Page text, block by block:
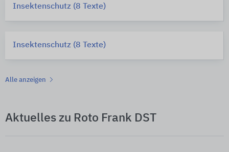
Insektenschutz (8 Texte)
Insektenschutz (8 Texte)
Alle anzeigen
Aktuelles zu Roto Frank DST